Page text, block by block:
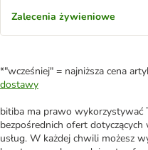
Zalecenia żywieniowe
*"wcześniej" = najniższa cena
dostawy
bitiba ma prawo wykorzystywać
bezpośrednich ofert
usług. W każdej chwili możesz